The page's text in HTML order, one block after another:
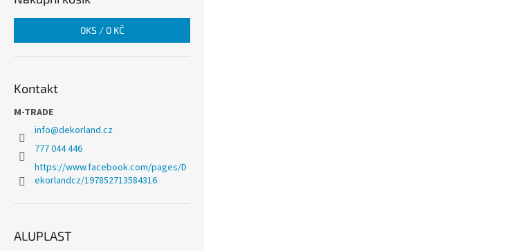
0KS / 0 KČ
Kontakt
M-TRADE
info@dekorland.cz
777 044 446
https://www.facebook.com/pages/D
ekorlandcz/197852713584316
ALUPLAST